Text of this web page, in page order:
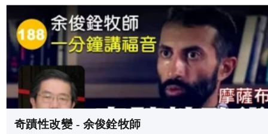
奇蹟性改變 - 余俊銓牧師